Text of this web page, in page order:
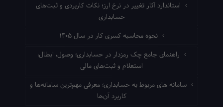
استاندارد آثار تغییر در نرخ ارز؛ نکات کاربردی و ثبت‌های
حسابداری
نحوه محاسبه کسری کار در سال ۱۴۰۵
راهنمای جامع چک رمزدار در حسابداری؛ وصول، ابطال،
استعلام و ثبت‌های مالی
سامانه های مربوط به حسابداری؛ معرفی مهم‌ترین سامانه‌ها و
کاربرد آن‌ها